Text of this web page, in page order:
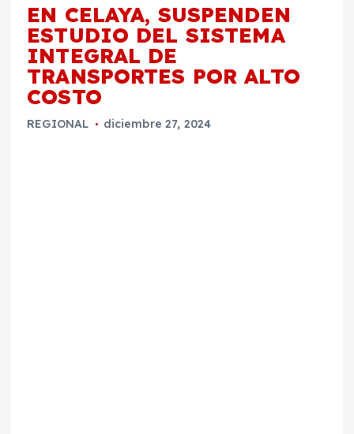
EN CELAYA, SUSPENDEN
ESTUDIO DEL SISTEMA
INTEGRAL DE
TRANSPORTES POR ALTO
COSTO
REGIONAL diciembre 27, 2024